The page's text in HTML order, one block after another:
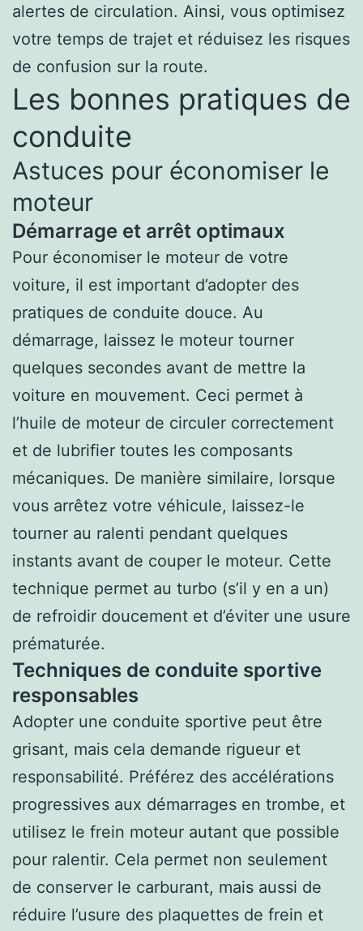
alertes de circulation. Ainsi, vous optimisez
votre temps de trajet et réduisez les risques
de confusion sur la route.
Les bonnes pratiques de
conduite
Astuces pour économiser le
moteur
Démarrage et arrêt optimaux
Pour économiser le moteur de votre
voiture, il est important d’adopter des
pratiques de conduite douce. Au
démarrage, laissez le moteur tourner
quelques secondes avant de mettre la
voiture en mouvement. Ceci permet à
l’huile de moteur de circuler correctement
et de lubrifier toutes les composants
mécaniques. De manière similaire, lorsque
vous arrêtez votre véhicule, laissez-le
tourner au ralenti pendant quelques
instants avant de couper le moteur. Cette
technique permet au turbo (s’il y en a un)
de refroidir doucement et d’éviter une usure
prématurée.
Techniques de conduite sportive
responsables
Adopter une conduite sportive peut être
grisant, mais cela demande rigueur et
responsabilité. Préférez des accélérations
progressives aux démarrages en trombe, et
utilisez le frein moteur autant que possible
pour ralentir. Cela permet non seulement
de conserver le carburant, mais aussi de
réduire l’usure des plaquettes de frein et